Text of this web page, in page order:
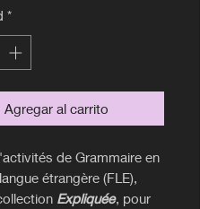
*
Agregar al carrito
de Grammaire en
étrangère (FLE),
Expliquée, pour